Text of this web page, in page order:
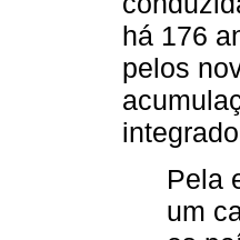
há 176
pelos
Pela
um